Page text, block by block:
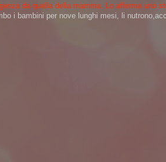
da quella della mamma. Lo afferma uno
i bambini per nove lunghi mesi, li